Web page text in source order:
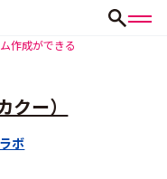
作成ができる
クー）
ボ